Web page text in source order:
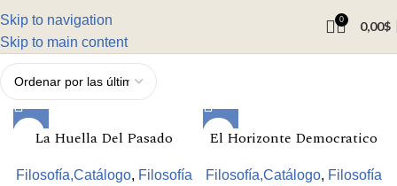
Skip to navigation
Skip to main content
0 0,00$
La Huella Del Pasado
Filosofía,Catálogo, Filosofía
El Horizonte Democratico
Filosofía,Catálogo, Filosofía